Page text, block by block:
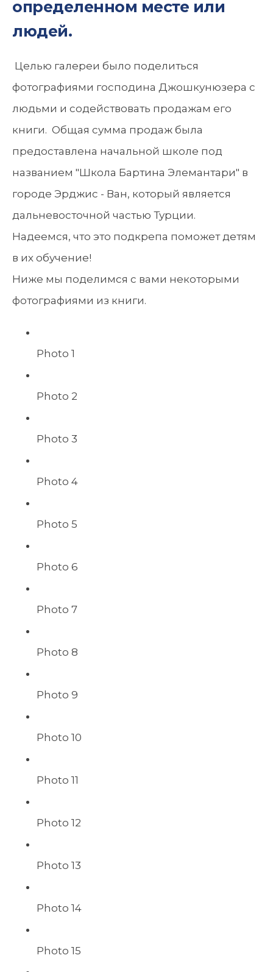
определенном месте или
людей.
Целью галереи было поделиться
фотографиями господина Джошкунюзера с
людьми и содействовать продажам его
книги. Общая сумма продаж была
предоставлена начальной школе под
названием "Школа Бартина Элемантари" в
городе Эрджис - Ван, который является
дальневосточной частью Турции.
Надеемся, что это подкрепа поможет детям
в их обучение!
Ниже мы поделимся с вами некоторыми
фотографиями из книги.
Photo 1
Photo 2
Photo 3
Photo 4
Photo 5
Photo 6
Photo 7
Photo 8
Photo 9
Photo 10
Photo 11
Photo 12
Photo 13
Photo 14
Photo 15